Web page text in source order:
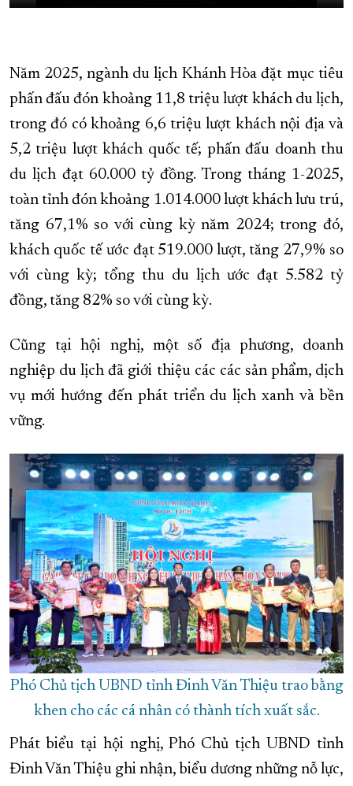
Năm 2025, ngành du lịch Khánh Hòa đặt mục tiêu
phấn đấu đón khoảng 11,8 triệu lượt khách du lịch,
trong đó có khoảng 6,6 triệu lượt khách nội địa và
5,2 triệu lượt khách quốc tế; phấn đấu doanh thu
du lịch đạt 60.000 tỷ đồng. Trong tháng 1-2025,
toàn tỉnh đón khoảng 1.014.000 lượt khách lưu trú,
tăng 67,1% so với cùng kỳ năm 2024; trong đó,
khách quốc tế ước đạt 519.000 lượt, tăng 27,9% so
với cùng kỳ; tổng thu du lịch ước đạt 5.582 tỷ
đồng, tăng 82% so với cùng kỳ.
Cũng tại hội nghị, một số địa phương, doanh
nghiệp du lịch đã giới thiệu các các sản phẩm, dịch
vụ mới hướng đến phát triển du lịch xanh và bền
vững.
Phó Chủ tịch UBND tỉnh Đinh Văn Thiệu trao bằng
khen cho các cá nhân có thành tích xuất sắc.
Phát biểu tại hội nghị, Phó Chủ tịch UBND tỉnh
Đinh Văn Thiệu ghi nhận, biểu dương những nỗ lực,